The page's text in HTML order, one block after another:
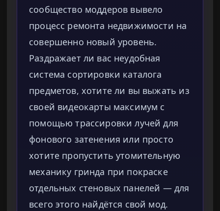
сообщество моддеров вывело
процесс ремонта недвижимости на
совершенно новый уровень.
Раздражает ли вас неудобная
система сортировки каталога
предметов, хотите ли вы выжать из
своей видеокарты максимум с
помощью трассировки лучей для
фонового затенения или просто
хотите пропустить утомительную
механику гринда при покраске
отдельных стеновых панелей — для
всего этого найдётся свой мод.